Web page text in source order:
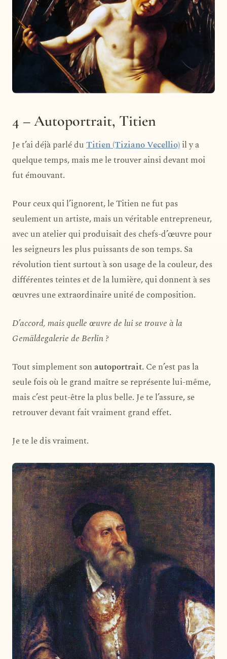
4 – Autoportrait, Titien
Je t’ai déjà parlé duTitien (Tiziano Vecellio)il y a
quelque temps, mais me le trouver ainsi devant moi
fut émouvant.
Pour ceux qui l’ignorent, le Titien ne fut pas
seulement un artiste, mais un véritable entrepreneur,
avec un atelier qui produisait des chefs-d’œuvre pour
les seigneurs les plus puissants de son temps. Sa
révolution tient surtout à son usage de la couleur, des
différentes teintes et de la lumière, qui donnent à ses
œuvres une extraordinaire unité de composition.
D’accord, mais quelle œuvre de lui se trouve à la
Gemäldegalerie de Berlin ?
Tout simplement sonautoportrait. Ce n’est pas la
seule fois où le grand maître se représente lui-même,
mais c’est peut-être la plus belle. Je te l’assure, se
retrouver devant fait vraiment grand effet.
Je te le dis vraiment.